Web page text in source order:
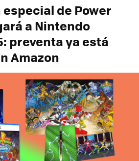
de Power
a Nintendo
preventa ya está
Amazon